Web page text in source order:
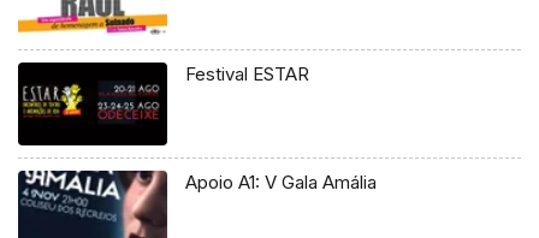
Festival ESTAR
Apoio A1: V Gala Amália